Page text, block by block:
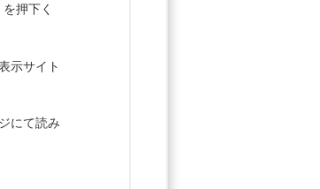
押下く
示サイト
にて読み